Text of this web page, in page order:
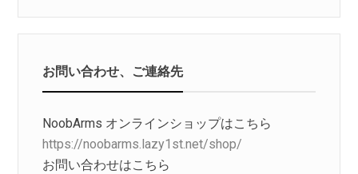
お問い合わせ、ご連絡先
NoobArms オンラインショップはこちら
https://noobarms.lazy1st.net/shop/
お問い合わせはこちら